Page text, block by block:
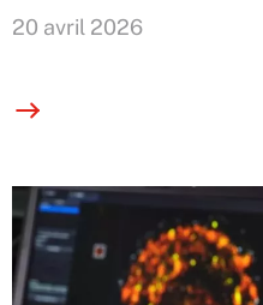
20 avril 2026